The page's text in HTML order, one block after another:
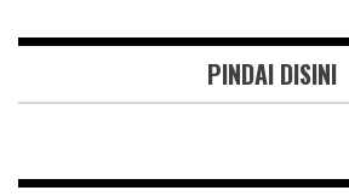
PINDAI DISINI